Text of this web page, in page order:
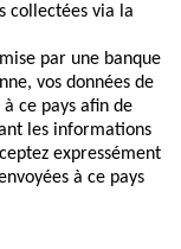
collectées via la
par une banque
vos données de
ce pays afin de
les informations
expressément
à ce pays